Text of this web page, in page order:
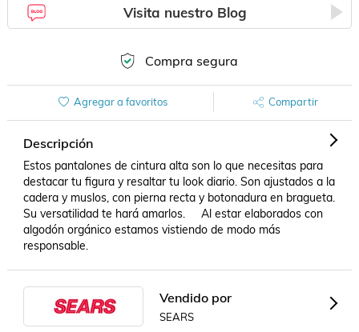
Visita nuestro Blog
Compra segura
Agregar a favoritos Compartir
Descripción
Estos pantalones de cintura alta son lo que necesitas para
destacar tu figura y resaltar tu look diario. Son ajustados a la
cadera y muslos, con pierna recta y botonadura en bragueta.
Su versatilidad te hará amarlos.     Al estar elaborados con
algodón orgánico estamos vistiendo de modo más
responsable.
Vendido por
SEARS